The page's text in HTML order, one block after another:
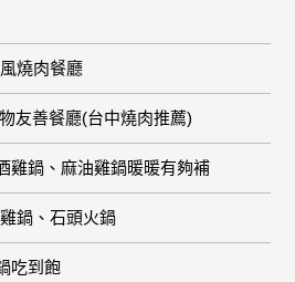
燒肉餐廳
友善餐廳(台中燒肉推薦)
雞鍋、麻油雞鍋暖暖有夠補
鍋、石頭火鍋
吃到飽